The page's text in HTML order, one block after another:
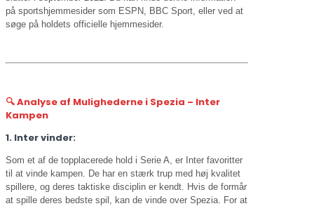
på sportshjemmesider som ESPN, BBC Sport, eller ved at
søge på holdets officielle hjemmesider.
🔍 Analyse af Mulighederne i Spezia – Inter
Kampen
1. Inter vinder:
Som et af de topplacerede hold i Serie A, er Inter favoritter
til at vinde kampen. De har en stærk trup med høj kvalitet
spillere, og deres taktiske disciplin er kendt. Hvis de formår
at spille deres bedste spil, kan de vinde over Spezia. For at